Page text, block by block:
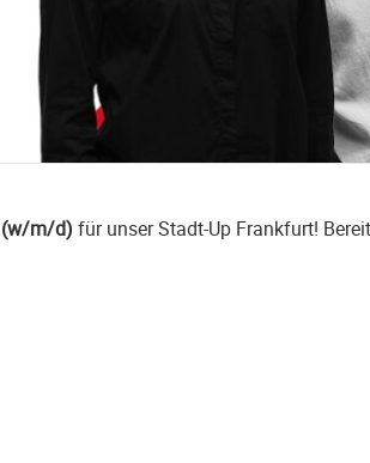
(w/m/d) für unser Stadt-Up Frankfurt!